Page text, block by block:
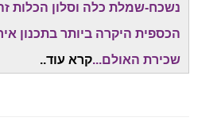
נשכח-שמלת כלה וסלון הכלות
הכספית היקרה ביותר בתכנון
שכירת האולם...קרא עוד..